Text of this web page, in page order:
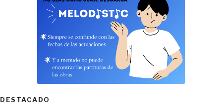
DESTACADO